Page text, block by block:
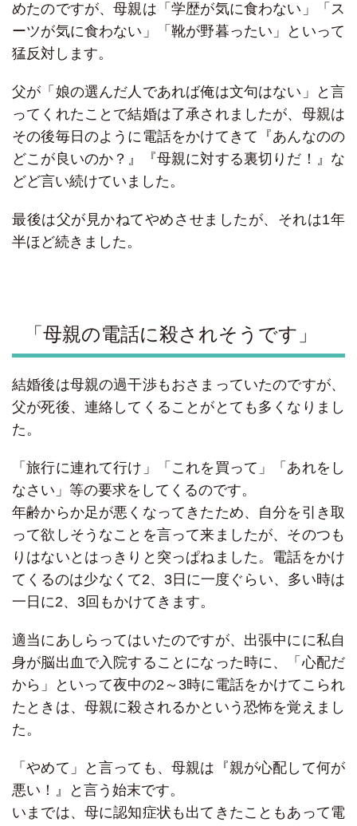
めたのですが、母親は「学歴が気に食わない」「ス
ーツが気に食わない」「靴が野暮ったい」といって
猛反対します。
父が「娘の選んだ人であれば俺は文句はない」と言
ってくれたことで結婚は了承されましたが、母親は
その後毎日のように電話をかけてきて『あんなのの
どこが良いのか？』『母親に対する裏切りだ！』な
どど言い続けていました。
最後は父が見かねてやめさせましたが、それは1年
半ほど続きました。
「母親の電話に殺されそうです」
結婚後は母親の過干渉もおさまっていたのですが、
父が死後、連絡してくることがとても多くなりまし
た。
「旅行に連れて行け」「これを買って」「あれをし
なさい」等の要求をしてくるのです。
年齢からか足が悪くなってきたため、自分を引き取
って欲しそうなことを言って来ましたが、そのつも
りはないとはっきりと突っぱねました。電話をかけ
てくるのは少なくて2、3日に一度ぐらい、多い時は
一日に2、3回もかけてきます。
適当にあしらってはいたのですが、出張中にに私自
身が脳出血で入院することになった時に、「心配だ
から」といって夜中の2～3時に電話をかけてこられ
たときは、母親に殺されるかという恐怖を覚えまし
た。
「やめて」と言っても、母親は『親が心配して何が
悪い！』と言う始末です。
いまでは、母に認知症状も出てきたこともあって電